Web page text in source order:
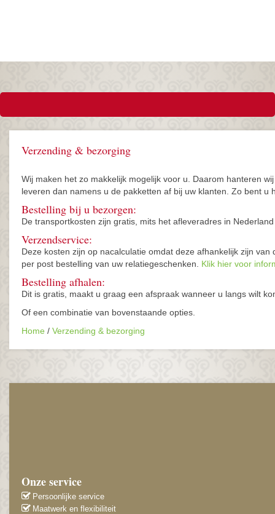
Verzending & bezorging
Wij maken het zo makkelijk mogelijk voor u. Daarom hanteren
leveren dan namens u de pakketten af bij uw klanten. Zo bent u
Bestelling bij u bezorgen:
De transportkosten zijn gratis, mits het afleveradres in
Verzendservice:
Deze kosten zijn op nacalculatie omdat deze afhankelijk zijn
per post bestelling van uw relatiegeschenken. Klik hier voor
Bestelling afhalen:
Dit is gratis, maakt u graag een afspraak wanneer u langs wilt
Of een combinatie van bovenstaande opties.
Home / Verzending & bezorging
Onze service
Persoonlijke service
Maatwerk en flexibiliteit